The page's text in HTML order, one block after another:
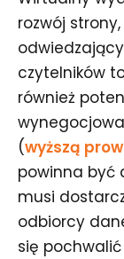
rozwój
czytelników
również
(wyższą
powinna być
musi
odbiorcy
się